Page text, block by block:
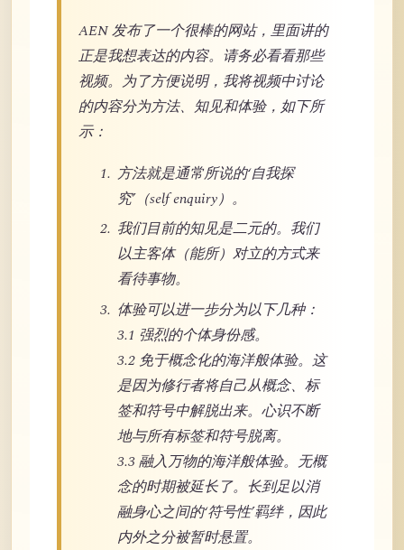
AEN 发布了一个很棒的网站，里面讲的
正是我想表达的内容。请务必看看那些
视频。为了方便说明，我将视频中讨论
的内容分为方法、知见和体验，如下所
示：
方法就是通常所说的‘自我探
究’（self enquiry）。
我们目前的知见是二元的。我们
以主客体（能所）对立的方式来
看待事物。
体验可以进一步分为以下几种：
3.1 强烈的个体身份感。
3.2 免于概念化的海洋般体验。这
是因为修行者将自己从概念、标
签和符号中解脱出来。心识不断
地与所有标签和符号脱离。
3.3 融入万物的海洋般体验。无概
念的时期被延长了。长到足以消
融身心之间的‘符号性’羁绊，因此
内外之分被暂时悬置。